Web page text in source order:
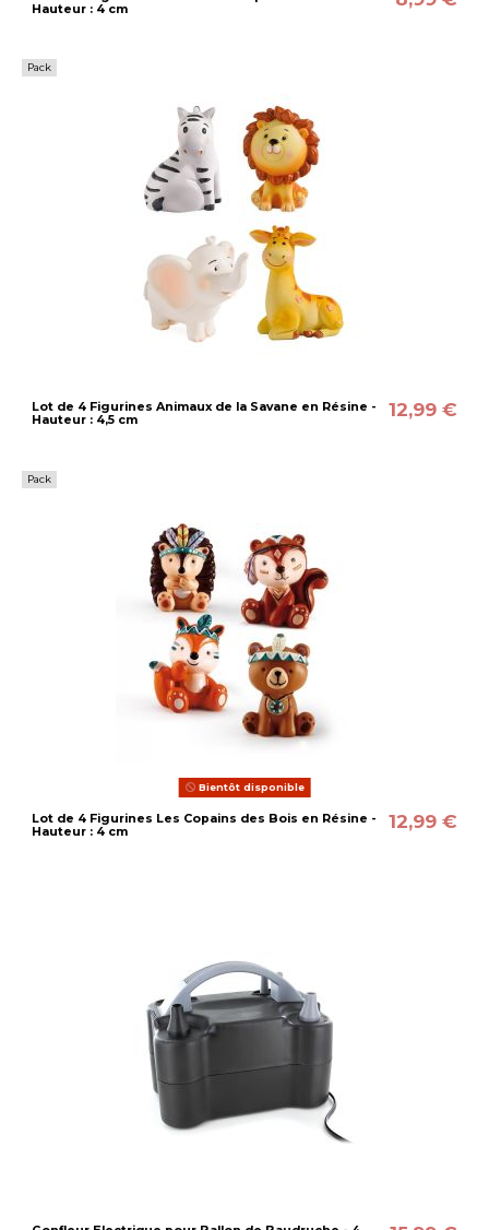
Hauteur : 4 cm
Pack
Lot de 4 Figurines Animaux de la Savane en Résine -
Hauteur : 4,5 cm
12,99 €
Pack
Bientôt disponible
Lot de 4 Figurines Les Copains des Bois en Résine -
Hauteur : 4 cm
12,99 €